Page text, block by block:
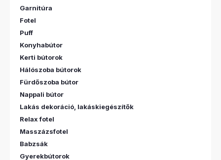
Garnitúra
Fotel
Puff
Konyhabútor
Kerti bútorok
Hálószoba bútorok
Fürdőszoba bútor
Nappali bútor
Lakás dekoráció, lakáskiegészítők
Relax fotel
Masszázsfotel
Babzsák
Gyerekbútorok